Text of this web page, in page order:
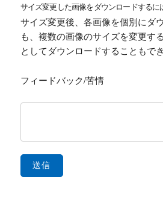
サイズ変更した画像をダウンロードする
サイズ変更後、各画像を個別にダ
も、複数の画像のサイズを変更す
としてダウンロードすることもでき
フィードバック/苦情
送信